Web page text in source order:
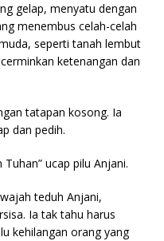
gelap, menyatu dengan
menembus celah-celah
seperti tanah lembut
ketenangan dan
tatapan kosong. Ia
dan pedih.
ucap pilu Anjani.
teduh Anjani,
Ia tak tahu harus
kehilangan orang yang